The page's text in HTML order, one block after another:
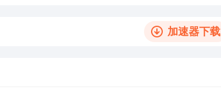
加速器下载